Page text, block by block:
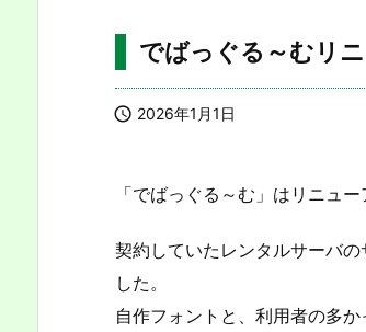
でばっぐる～むリ
 2026年1月1日
「でばっぐる～む」はリニュー
契約していたレンタルサーバ
した。
自作フォントと、利用者の多